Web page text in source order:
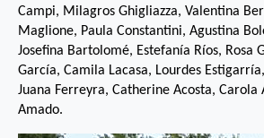
Campi, Milagros Ghigliazza, Valentina
Maglione, Paula Constantini, Agustina
Josefina Bartolomé, Estefanía Ríos, Rosa
García, Camila Lacasa, Lourdes
Juana Ferreyra, Catherine Acosta,
Amado.